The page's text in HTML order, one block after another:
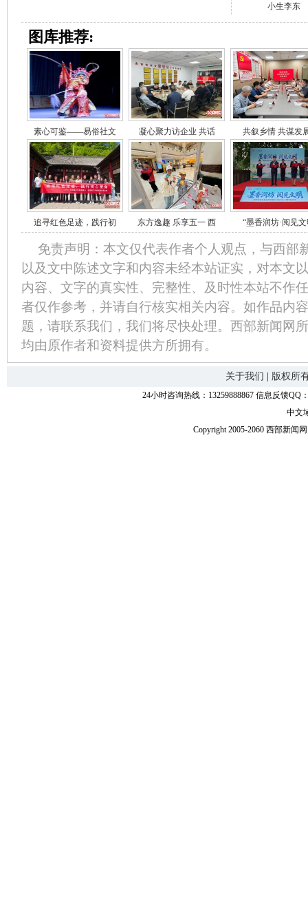
小生李东
图库推荐:
素心可鉴——易俗社文 凝心聚力访企业 共话 共叙乡情 共谋发
追寻红色足迹，践行初 东方逸趣 乐享五一 西 “墨香润坊·阅见
免责声明：本文仅代表作者个人观点，与西部
以及文中陈述文字和内容未经本站证实，对本文
内容、文字的真实性、完整性、及时性本站不作
者仅作参考，并请自行核实相关内容。如作品内
题，请联系我们，我们将尽快处理。西部新闻网
均由原作者和资料提供方所拥有。
关于我们 版权所
24小时咨询热线：13259888867 信息反馈QQ
中文
Copyright 2005-2060 西部新闻